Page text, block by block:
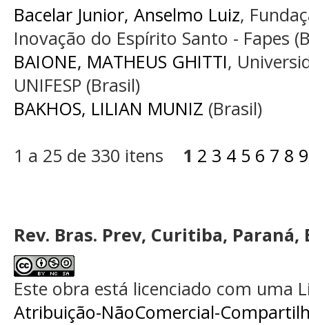
Bacelar Junior, Anselmo Luiz,
Inovação do Espírito Santo - Fapes
BAIONE, MATHEUS GHITTI,
UNIFESP (Brasil)
BAKHOS, LILIAN MUNIZ (Brasil)
1 a 25 de 330 itens 1 2 3 4 5 6 7 8 9
Rev. Bras. Prev, Curitiba, Paraná,
Este obra está licenciado com uma
Atribuição-NãoComercial-